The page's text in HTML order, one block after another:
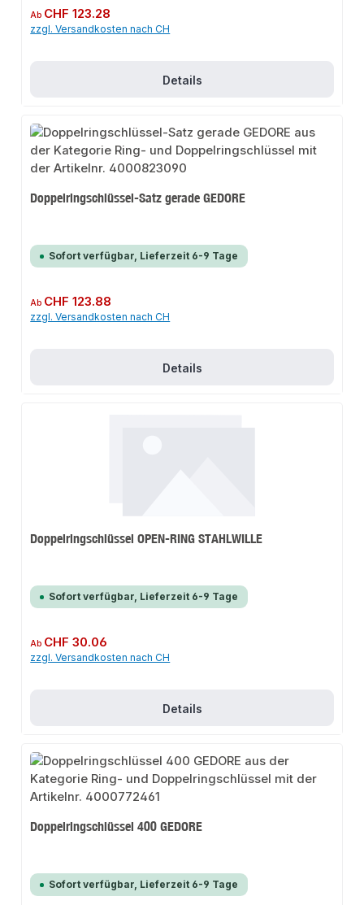
Regulärer Preis:
Ab CHF 123.28
zzgl. Versandkosten nach CH
Details
Doppelringschlüssel-Satz gerade GEDORE
Sofort verfügbar, Lieferzeit 6-9 Tage
Regulärer Preis:
Ab CHF 123.88
zzgl. Versandkosten nach CH
Details
Doppelringschlüssel OPEN-RING STAHLWILLE
Sofort verfügbar, Lieferzeit 6-9 Tage
Regulärer Preis:
Ab CHF 30.06
zzgl. Versandkosten nach CH
Details
Doppelringschlüssel 400 GEDORE
Sofort verfügbar, Lieferzeit 6-9 Tage